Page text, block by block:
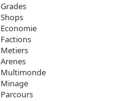
Grades
Shops
Economie
Factions
Metiers
Arenes
Multimonde
Minage
Parcours